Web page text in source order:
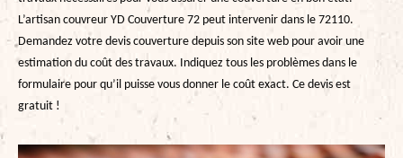
L’artisan couvreur YD Couverture 72 peut intervenir dans le 72110.
Demandez votre devis couverture depuis son site web pour avoir une
estimation du coût des travaux. Indiquez tous les problèmes dans le
formulaire pour qu’il puisse vous donner le coût exact. Ce devis est
gratuit !